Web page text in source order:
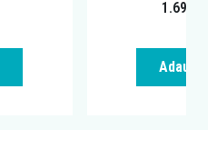
1.699,00
Adauga